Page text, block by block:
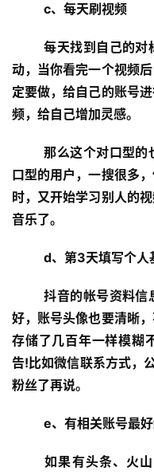
c、每天刷视频
每天找到自己的对
动，当你看完一个视频
定要做，给自己的账号
频，给自己增加灵感。
那么这个对口型的
口型的用户，一搜很多
时，又开始学习别人的
音乐了。
d、第3天填写个人
抖音的帐号资料信
好，账号头像也要清晰
存储了几百年一样模糊
告!比如微信联系方式，
粉丝了再说。
e、有相关账号最
如果有头条、火